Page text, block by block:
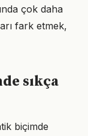
çok daha
fark etmek,
sıkça
biçimde